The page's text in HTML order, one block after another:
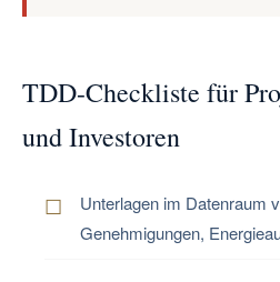
TDD-Checkliste für
und Investoren
Unterlagen im Datenraum
Genehmigungen,